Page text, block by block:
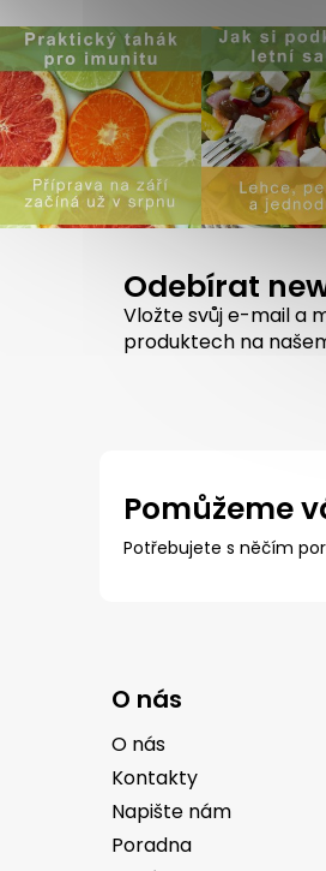
Odebírat
Vložte svůj e-mail a
produktech na
Pomůžeme
Potřebujete s něčím
O nás
O nás
Kontakty
Napište nám
Poradna